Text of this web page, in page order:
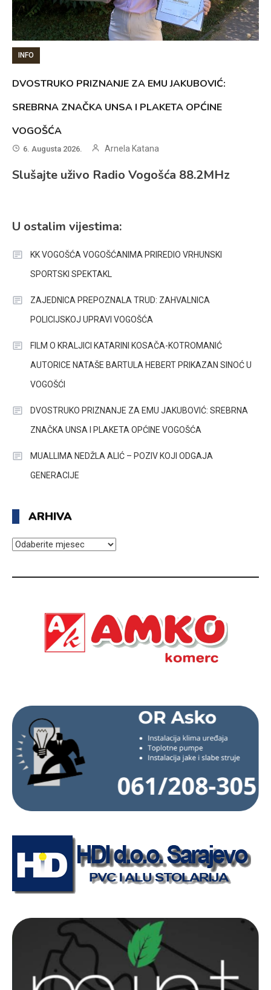
INFO
DVOSTRUKO PRIZNANJE ZA EMU JAKUBOVIĆ:
SREBRNA ZNAČKA UNSA I PLAKETA OPĆINE
VOGOŠĆA
6. Augusta 2026. Arnela Katana
Slušajte uživo Radio Vogošća 88.2MHz
U ostalim vijestima:
KK VOGOŠĆA VOGOŠĆANIMA PRIREDIO VRHUNSKI
SPORTSKI SPEKTAKL
ZAJEDNICA PREPOZNALA TRUD: ZAHVALNICA
POLICIJSKOJ UPRAVI VOGOŠĆA
FILM O KRALJICI KATARINI KOSAČA-KOTROMANIĆ
AUTORICE NATAŠE BARTULA HEBERT PRIKAZAN SINOĆ U
VOGOŠĆI
DVOSTRUKO PRIZNANJE ZA EMU JAKUBOVIĆ: SREBRNA
ZNAČKA UNSA I PLAKETA OPĆINE VOGOŠĆA
MUALLIMA NEDŽLA ALIĆ – POZIV KOJI ODGAJA
GENERACIJE
ARHIVA
ARHIVA